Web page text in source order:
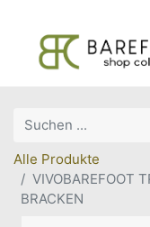
Alle Produkte
VIVOBAREFOOT
BRACKEN